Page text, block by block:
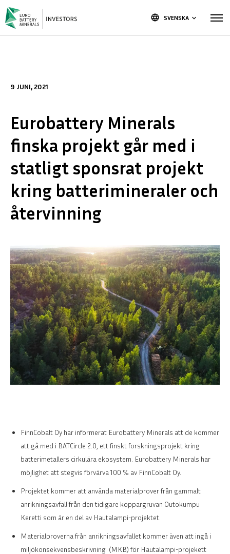
language SVENSKA keyboard_arrow_down
9 JUNI, 2021
Eurobattery Minerals
finska projekt går med i
statligt sponsrat projekt
kring batterimineraler och
återvinning
FinnCobalt Oy har informerat Eurobattery Minerals att de kommer
att gå med i BATCircle 2.0, ett finskt forskningsprojekt kring
batterimetallers cirkulära ekosystem. Eurobattery Minerals har
möjlighet att stegvis förvärva 100 % av FinnCobalt Oy.
Projektet kommer att använda materialprover från gammalt
anrikningsavfall från den tidigare koppargruvan Outokumpu
Keretti som är en del av Hautalampi-projektet.
Materialproverna från anrikningsavfallet kommer även att ingå i
miljökonsekvensbeskrivning (MKB) för Hautalampi-projekett